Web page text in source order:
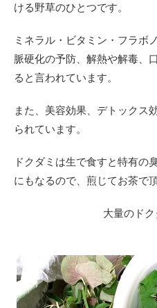
ける野草のひとつです。
ミネラル・ビタミン・フラボ
脈硬化の予防、解熱や解毒、
ると言われています。
また、美容効果、デトックス
られています。
ドクダミは生で食すと特有の
にもなるので、煎じてお茶で
大量のド